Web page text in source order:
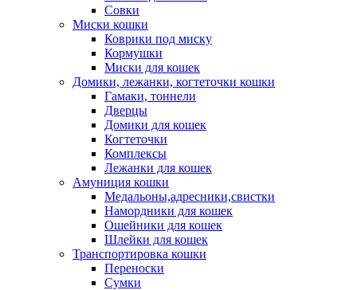
Совки
Миски кошки
Коврики под миску
Кормушки
Миски для кошек
Домики, лежанки, когтеточки кошки
Гамаки, тоннели
Дверцы
Домики для кошек
Когтеточки
Комплексы
Лежанки для кошек
Амуниция кошки
Медальоны,адресники,свистки
Намордники для кошек
Ошейники для кошек
Шлейки для кошек
Транспортировка кошки
Переноски
Сумки